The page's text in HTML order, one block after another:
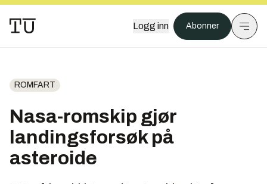
Logg inn Abonner
ROMFART
Nasa-romskip gjør
landingsforsøk på
asteroide